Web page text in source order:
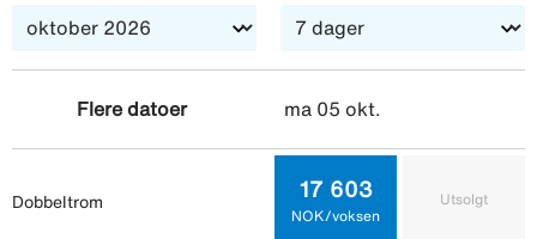
Flere datoer ma 05 okt.
Dobbeltrom
17 603
NOK/voksen
Utsolgt